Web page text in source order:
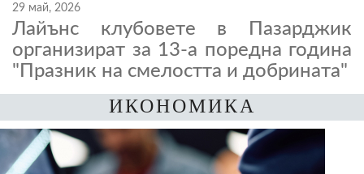
29 май, 2026
Лайънс клубовете в Пазарджик
организират за 13-а поредна година
"Празник на смелостта и добрината"
ИКОНОМИКА